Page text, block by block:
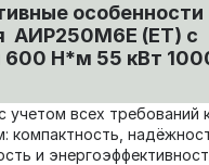
особенности
АИР250М6E (ET) с
600 Н*м 55 кВт
учетом всех требований
компактность,
и